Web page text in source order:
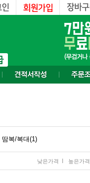
땀복/복대(1)
낮은가격 높은가격